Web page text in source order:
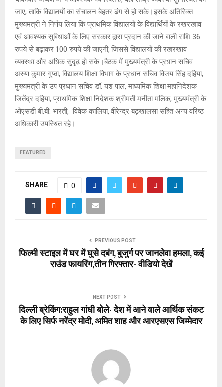
जाए, ताकि विद्यालयों का संचालन बेहतर ढंग से हो सके।इसके अतिरिक्त
मुख्यमंत्री ने निर्णय लिया कि प्राथमिक विद्यालयों के विद्यार्थियों के रखरखाव
एवं आवश्यक सुविधाओं के लिए सरकार द्वारा प्रदान की जाने वाली राशि 36
रुपये से बढ़ाकर 100 रुपये की जाएगी, जिससे विद्यालयों की रखरखाव
व्यवस्था और अधिक सुदृढ़ हो सके।बैठक में मुख्यमंत्री के प्रधान सचिव
अरुण कुमार गुप्ता, विद्यालय शिक्षा विभाग के प्रधान सचिव विजय सिंह दहिया,
मुख्यमंत्री के उप प्रधान सचिव डॉ. यश पाल, माध्यमिक शिक्षा महानिदेशक
जितेंद्र दहिया, प्राथमिक शिक्षा निदेशक श्रीमती मनीता मलिक, मुख्यमंत्री के
ओएसडी बी.बी. भारती, विवेक कालिया, वीरेन्द्र बढ़खालसा सहित अन्य वरिष्ठ
अधिकारी उपस्थित रहे।
FEATURED
SHARE 0
PREVIOUS POST
फिल्मी स्टाइल में घर में घुसे दबंग, बुजुर्ग पर जानलेवा हमला, कई
राउंड फायरिंग,तीन गिरफ्तार- वीडियो देखें
NEXT POST
दिल्ली ब्रेकिंग:राहुल गांधी बोले- देश में आने वाले आर्थिक संकट
के लिए सिर्फ नरेंद्र मोदी, अमित शाह और आरएसएस जिम्मेदार